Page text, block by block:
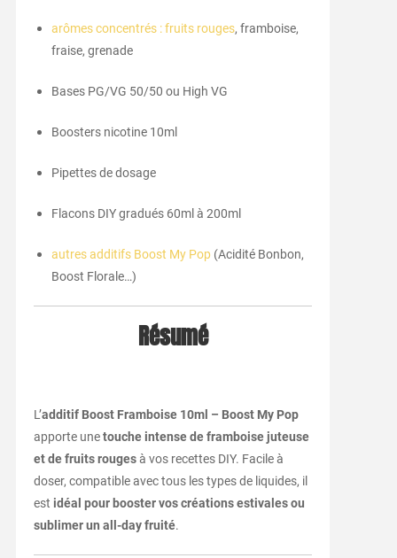
arômes concentrés : fruits rouges, framboise,
fraise, grenade
Bases PG/VG 50/50 ou High VG
Boosters nicotine 10ml
Pipettes de dosage
Flacons DIY gradués 60ml à 200ml
autres additifs Boost My Pop(Acidité Bonbon,
Boost Florale…)
Résumé
L’additif Boost Framboise 10ml – Boost My Pop
apporte unetouche intense de framboise juteuse
et de fruits rougesà vos recettes DIY. Facile à
doser, compatible avec tous les types de liquides, il
est idéal pour booster vos créations estivales ou
sublimer un all-day fruité.